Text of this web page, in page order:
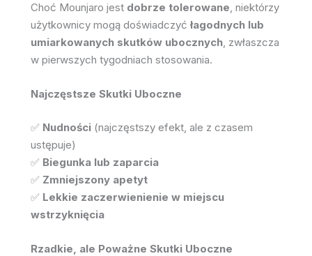
Choć Mounjaro jest dobrze tolerowane, niektórzy
użytkownicy mogą doświadczyć łagodnych lub
umiarkowanych skutków ubocznych, zwłaszcza
w pierwszych tygodniach stosowania.
Najczęstsze Skutki Uboczne
✅ Nudności (najczęstszy efekt, ale z czasem
ustępuje)
✅ Biegunka lub zaparcia
✅ Zmniejszony apetyt
✅ Lekkie zaczerwienienie w miejscu
wstrzyknięcia
Rzadkie, ale Poważne Skutki Uboczne